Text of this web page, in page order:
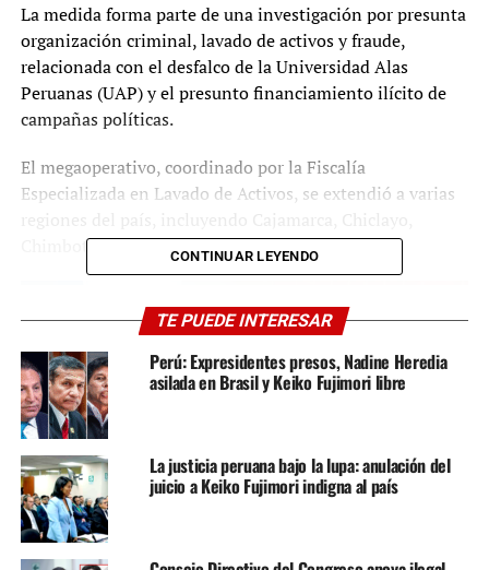
La medida forma parte de una investigación por presunta
organización criminal, lavado de activos y fraude,
relacionada con el desfalco de la Universidad Alas
Peruanas (UAP) y el presunto financiamiento ilícito de
campañas políticas.
El megaoperativo, coordinado por la Fiscalía
Especializada en Lavado de Activos, se extendió a varias
Chimbote, Lima, Pisco, Tacna y Trujillo.
Entre los allanados se encuentran Joaquín Ramírez, su
CONTINUAR LEYENDO
TE PUEDE INTERESAR
Perú: Expresidentes presos, Nadine Heredia
asilada en Brasil y Keiko Fujimori libre
La justicia peruana bajo la lupa: anulación del
juicio a Keiko Fujimori indigna al país